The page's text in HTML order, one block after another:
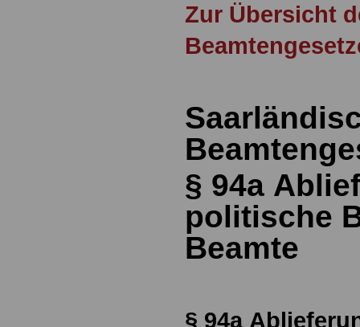
Zur Übersicht
§ 94a
politische
Beamte
§ 94a